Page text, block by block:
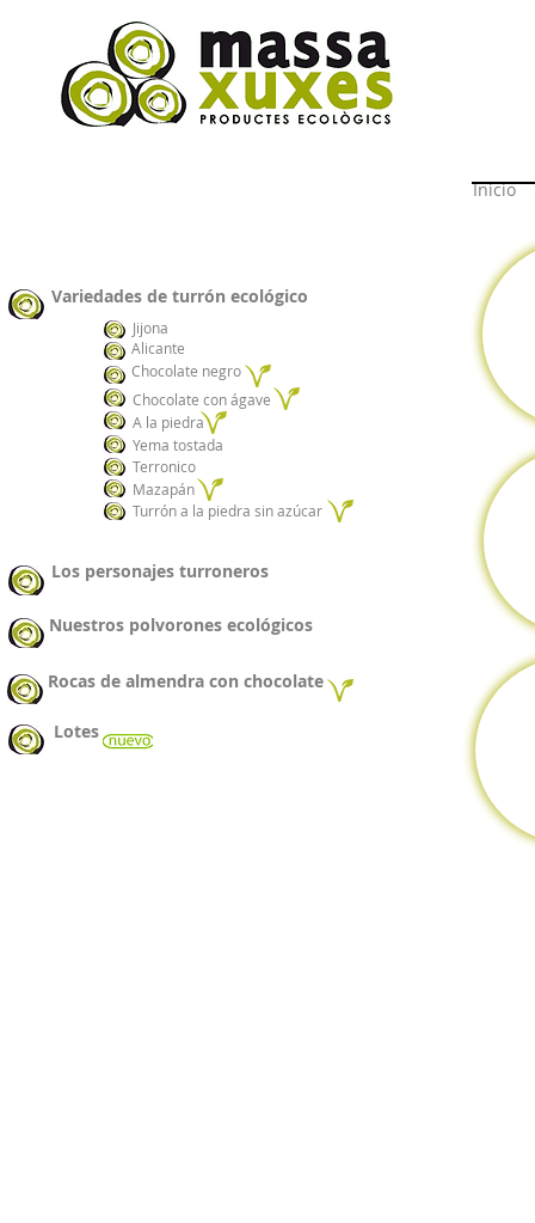
Variedades de turrón ecológico
Alicante
Jijona
Chocolate negro
A la piedra
Chocolate con ágave
Yema tostada
Terronico
Mazapán
Turrón a la piedra sin azúcar
Los personajes turroneros
Nuestros polvorones ecológicos
Rocas de almendra con chocolate
Lotes
Inicio